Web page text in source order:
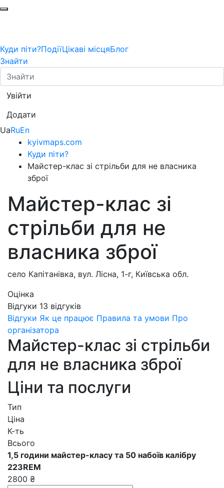
Куди піти?ПодіїЦікаві місцяБлог
Знайти
Увійти
Додати
UaRuEn
kyivmaps.com
Куди піти?
Майстер-клас зі стрільби для не власника
зброї
Майстер-клас зі
стрільби для не
власника зброї
село Капітанівка, вул. Лісна, 1-г, Київська обл.
Оцінка
Відгуки 13 відгуків
Відгуки Як це працює Правила та умови Про
організатора
Майстер-клас зі стрільби
для не власника зброї
Ціни та послуги
Тип
Ціна
К-ть
Всього
1,5 години майстер-класу та 50 набоїв калібру
223REM
2800 ₴